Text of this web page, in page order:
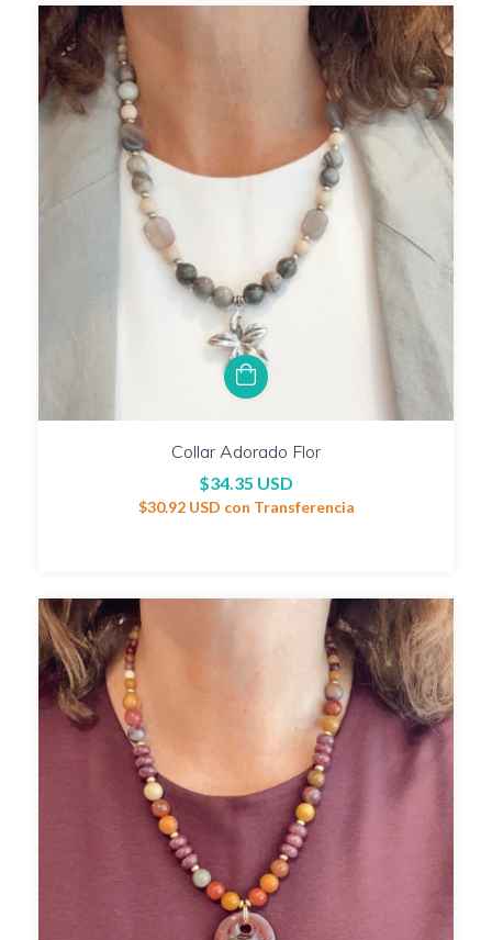
Collar Adorado Flor
$34.35 USD
$30.92 USD con Transferencia